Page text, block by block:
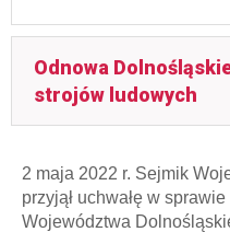
Odnowa
strojów ludowych
2 maja 2022 r. Sejmik
przyjął uchwałę w
Województwa